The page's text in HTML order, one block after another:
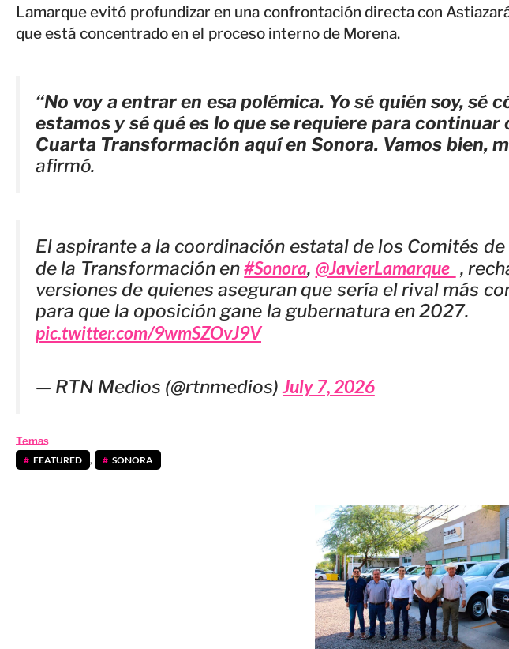
Lamarque evitó profundizar en una confrontación directa con
que está concentrado en el proceso interno de Morena.
“No voy a entrar en esa polémica. Yo sé quién soy, sé
estamos y sé qué es lo que se requiere para continuar
Cuarta Transformación aquí en Sonora. Vamos bien,
afirmó.
El aspirante a la coordinación estatal de los Comités de
de la Transformación en#Sonora, @JavierLamarque_ ,
versiones de quienes aseguran que sería el rival más
para que la oposición gane la gubernatura en 2027.
pic.twitter.com/9wmSZOvJ9V
— RTN Medios (@rtnmedios)July 7, 2026
Temas
FEATURED , SONORA